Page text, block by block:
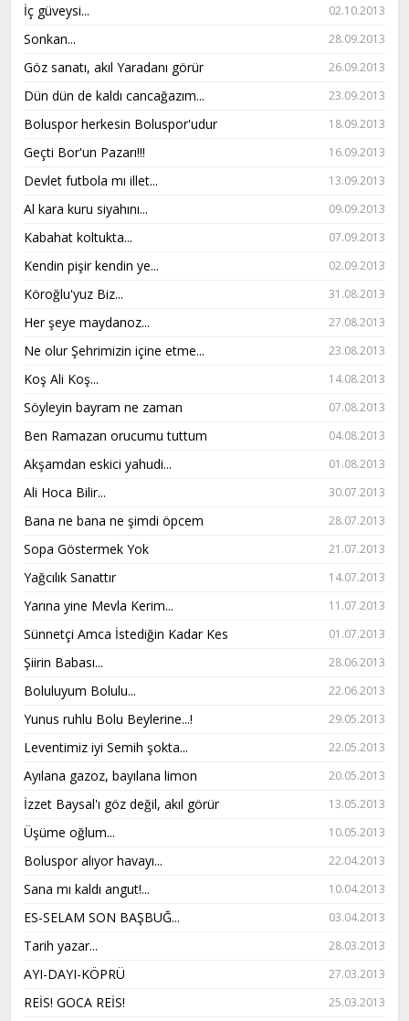
İç güveysi... 02.10.2013
Sonkan... 28.09.2013
Göz sanatı, akıl Yaradanı görür 26.09.2013
Dün dün de kaldı cancağazım... 23.09.2013
Boluspor herkesin Boluspor'udur 18.09.2013
Geçti Bor'un Pazarı!!! 16.09.2013
Devlet futbola mı illet... 13.09.2013
Al kara kuru siyahını... 09.09.2013
Kabahat koltukta... 07.09.2013
Kendin pişir kendin ye... 02.09.2013
Köroğlu'yuz Biz... 31.08.2013
Her şeye maydanoz... 27.08.2013
Ne olur Şehrimizin içine etme... 23.08.2013
Koş Ali Koş... 14.08.2013
Söyleyin bayram ne zaman 07.08.2013
Ben Ramazan orucumu tuttum 04.08.2013
Akşamdan eskici yahudi... 01.08.2013
Ali Hoca Bilir... 30.07.2013
Bana ne bana ne şimdi öpcem 28.07.2013
Sopa Göstermek Yok 21.07.2013
Yağcılık Sanattır 14.07.2013
Yarına yine Mevla Kerim... 11.07.2013
Sünnetçi Amca İstediğin Kadar Kes 01.07.2013
Şiirin Babası... 28.06.2013
Boluluyum Bolulu... 22.06.2013
Yunus ruhlu Bolu Beylerine...! 29.05.2013
Leventimiz iyi Semih şokta... 22.05.2013
Ayılana gazoz, bayılana limon 20.05.2013
İzzet Baysal'ı göz değil, akıl görür 13.05.2013
Üşüme oğlum... 10.05.2013
Boluspor alıyor havayı... 22.04.2013
Sana mı kaldı angut!... 10.04.2013
ES-SELAM SON BAŞBUĞ... 03.04.2013
Tarih yazar... 28.03.2013
AYI-DAYI-KÖPRÜ 27.03.2013
REİS! GOCA REİS! 25.03.2013